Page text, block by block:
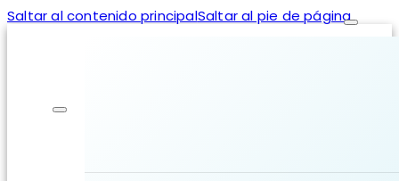
Saltar al contenido principalSaltar al pie de página